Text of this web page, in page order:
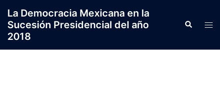
contenido
La Democracia Mexicana en la
Sucesión Presidencial del año
2018
Search